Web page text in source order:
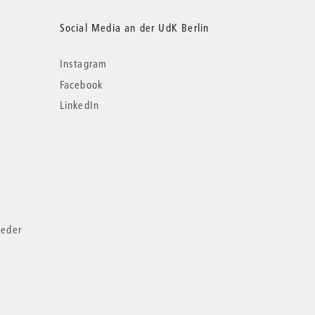
Social Media an der UdK Berlin
Instagram
Facebook
LinkedIn